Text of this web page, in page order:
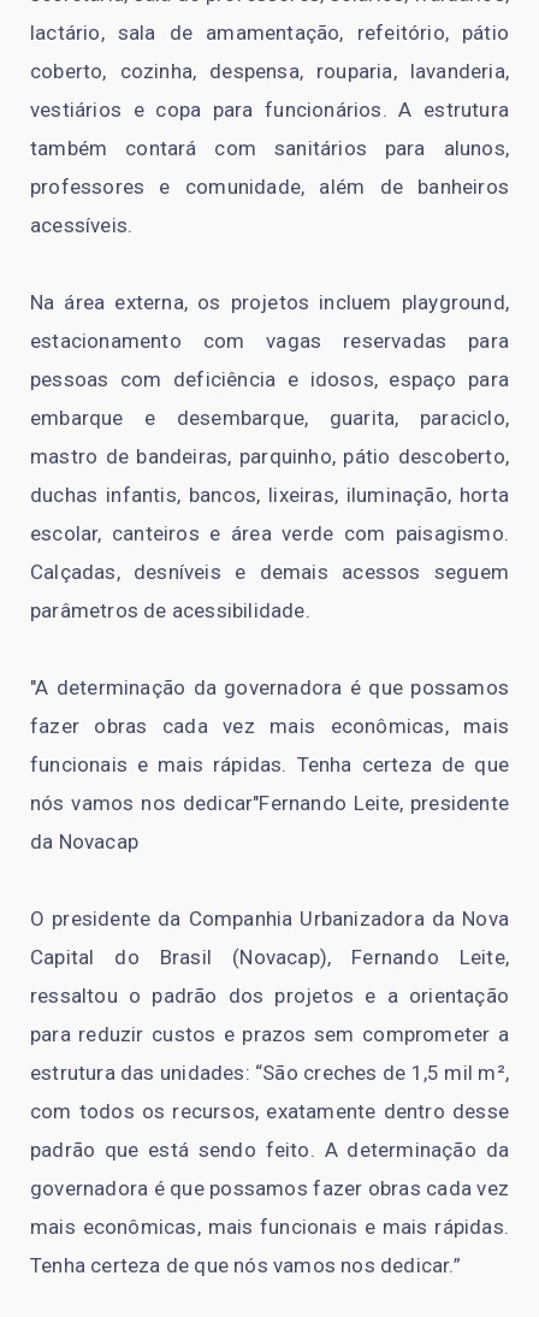
lactário, sala de amamentação, refeitório, pátio
coberto, cozinha, despensa, rouparia, lavanderia,
vestiários e copa para funcionários. A estrutura
também contará com sanitários para alunos,
professores e comunidade, além de banheiros
acessíveis.
Na área externa, os projetos incluem playground,
estacionamento com vagas reservadas para
pessoas com deficiência e idosos, espaço para
embarque e desembarque, guarita, paraciclo,
mastro de bandeiras, parquinho, pátio descoberto,
duchas infantis, bancos, lixeiras, iluminação, horta
escolar, canteiros e área verde com paisagismo.
Calçadas, desníveis e demais acessos seguem
parâmetros de acessibilidade.
"A determinação da governadora é que possamos
fazer obras cada vez mais econômicas, mais
funcionais e mais rápidas. Tenha certeza de que
nós vamos nos dedicar"Fernando Leite, presidente
da Novacap
O presidente da Companhia Urbanizadora da Nova
Capital do Brasil (Novacap), Fernando Leite,
ressaltou o padrão dos projetos e a orientação
para reduzir custos e prazos sem comprometer a
estrutura das unidades: “São creches de 1,5 mil m²,
com todos os recursos, exatamente dentro desse
padrão que está sendo feito. A determinação da
governadora é que possamos fazer obras cada vez
mais econômicas, mais funcionais e mais rápidas.
Tenha certeza de que nós vamos nos dedicar.”